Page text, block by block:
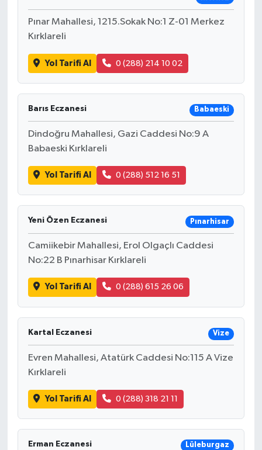
Pınar Mahallesi, 1215.Sokak No:1 Z-01 Merkez
Kırklareli
Yol Tarifi Al 0 (288) 214 10 02
Barıs Eczanesi Babaeski
Dindoğru Mahallesi, Gazi Caddesi No:9 A
Babaeski Kırklareli
Yol Tarifi Al 0 (288) 512 16 51
Yeni Özen Eczanesi Pınarhisar
Camiikebir Mahallesi, Erol Olgaçlı Caddesi
No:22 B Pınarhisar Kırklareli
Yol Tarifi Al 0 (288) 615 26 06
Kartal Eczanesi Vize
Evren Mahallesi, Atatürk Caddesi No:115 A Vize
Kırklareli
Yol Tarifi Al 0 (288) 318 21 11
Erman Eczanesi Lüleburgaz